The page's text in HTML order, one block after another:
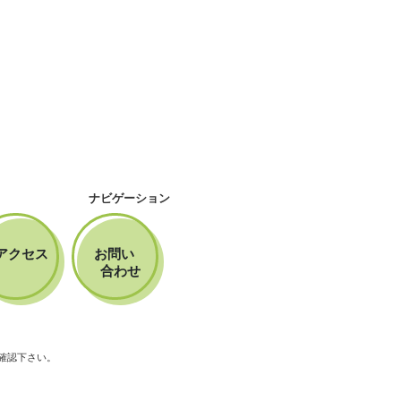
認下さい。
ナビゲーション
クセス
お問い
合わせ